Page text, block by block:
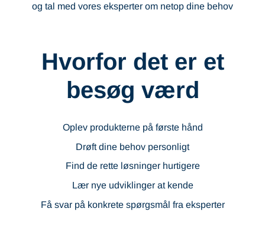
og tal med vores eksperter om netop dine behov
Hvorfor det er et
besøg værd
Oplev produkterne på første hånd
Drøft dine behov personligt
Find de rette løsninger hurtigere
Lær nye udviklinger at kende
Få svar på konkrete spørgsmål fra eksperter